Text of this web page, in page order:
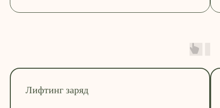
Лифтинг заряд
СПЕЦИАЛЬНОЕ ПРЕДЛОЖЕНИЕ